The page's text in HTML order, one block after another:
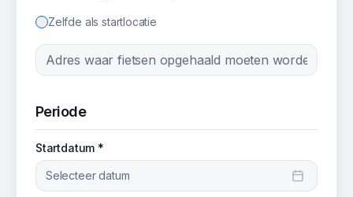
Zelfde als startlocatie
Periode
Startdatum *
Selecteer datum